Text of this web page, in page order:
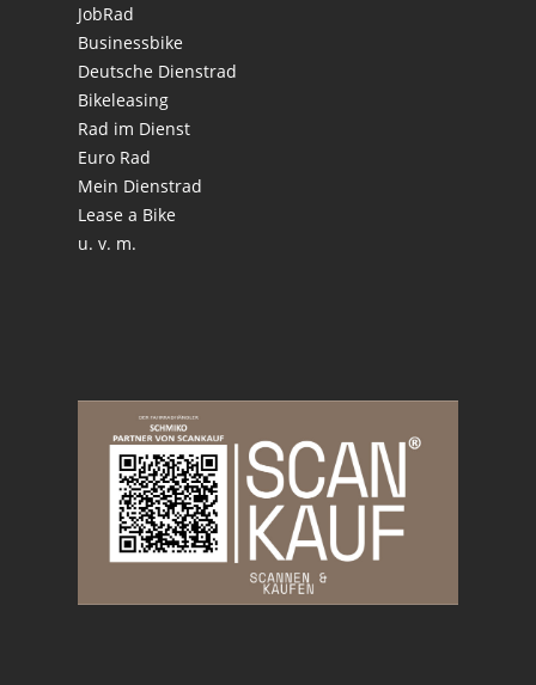
JobRad
Businessbike
Deutsche Dienstrad
Bikeleasing
Rad im Dienst
Euro Rad
Mein Dienstrad
Lease a Bike
u. v. m.